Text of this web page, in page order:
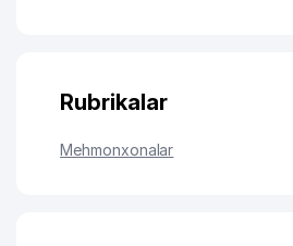
Rubrikalar
Mehmonxonalar